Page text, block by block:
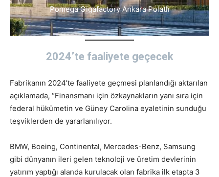
Pomega Gigafactory Ankara Polatlı
2024’te faaliyete geçecek
Fabrikanın 2024’te faaliyete geçmesi planlandığı aktarılan
açıklamada, “Finansmanı için özkaynakların yanı sıra için
federal hükümetin ve Güney Carolina eyaletinin sunduğu
teşviklerden de yararlanılıyor.
BMW, Boeing, Continental, Mercedes-Benz, Samsung
gibi dünyanın ileri gelen teknoloji ve üretim devlerinin
yatırım yaptığı alanda kurulacak olan fabrika ilk etapta 3